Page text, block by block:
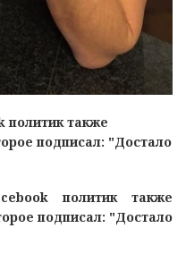
политик также
подписал: "Достало
политик также
подписал: "Достало